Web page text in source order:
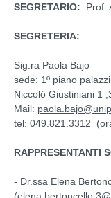
SEGRETARIO: Prof.
SEGRETERIA:
Sig.ra Paola Bajo
sede: 1º piano
Niccoló Giustiniani 1
Mail:
tel: 049.821.3312
RAPPRESENTANTI
- Dr.ssa Elena
(